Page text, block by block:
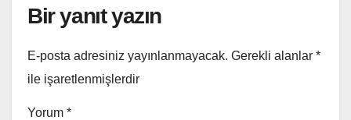
Bir yanıt yazın
E-posta adresiniz yayınlanmayacak. Gerekli alanlar *
ile işaretlenmişlerdir
Yorum *